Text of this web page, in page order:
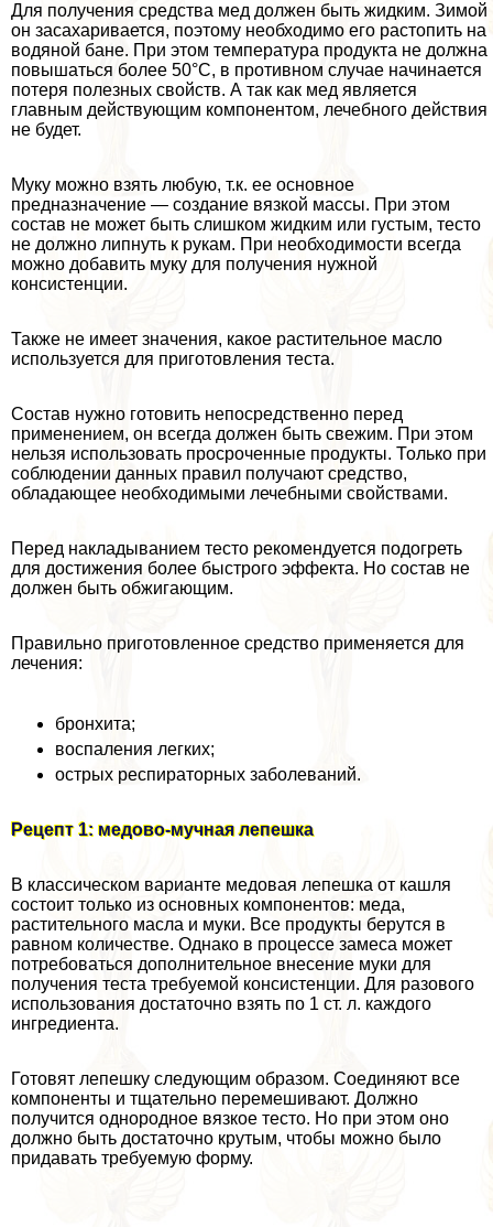
Для получения средства мед должен быть жидким. Зимой
он засахаривается, поэтому необходимо его растопить на
водяной бане. При этом температура продукта не должна
повышаться более 50°С, в противном случае начинается
потеря полезных свойств. А так как мед является
главным действующим компонентом, лечебного действия
не будет.
Муку можно взять любую, т.к. ее основное
предназначение — создание вязкой массы. При этом
состав не может быть слишком жидким или густым, тесто
не должно липнуть к рукам. При необходимости всегда
можно добавить муку для получения нужной
консистенции.
Также не имеет значения, какое растительное масло
используется для приготовления теста.
Состав нужно готовить непосредственно перед
применением, он всегда должен быть свежим. При этом
нельзя использовать просроченные продукты. Только при
соблюдении данных правил получают средство,
обладающее необходимыми лечебными свойствами.
Перед накладыванием тесто рекомендуется подогреть
для достижения более быстрого эффекта. Но состав не
должен быть обжигающим.
Правильно приготовленное средство применяется для
лечения:
бронхита;
воспаления легких;
острых респираторных заболеваний.
Рецепт 1: медово-мучная лепешка
В классическом варианте медовая лепешка от кашля
состоит только из основных компонентов: меда,
растительного масла и муки. Все продукты берутся в
равном количестве. Однако в процессе замеса может
потребоваться дополнительное внесение муки для
получения теста требуемой консистенции. Для разового
использования достаточно взять по 1 ст. л. каждого
ингредиента.
Готовят лепешку следующим образом. Соединяют все
компоненты и тщательно перемешивают. Должно
получится однородное вязкое тесто. Но при этом оно
должно быть достаточно крутым, чтобы можно было
придавать требуемую форму.